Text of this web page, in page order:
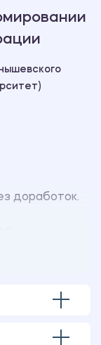
доработок.
заведения.